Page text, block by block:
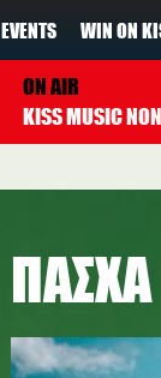
EVENTS WIN ON
ON AIR
ΠΑΣΧΑ